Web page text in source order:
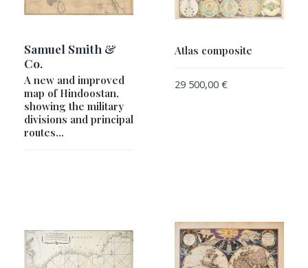
Samuel Smith &
Co.
A new and improved
map of Hindoostan,
showing the military
divisions and principal
routes…
Atlas composite
29 500,00 €